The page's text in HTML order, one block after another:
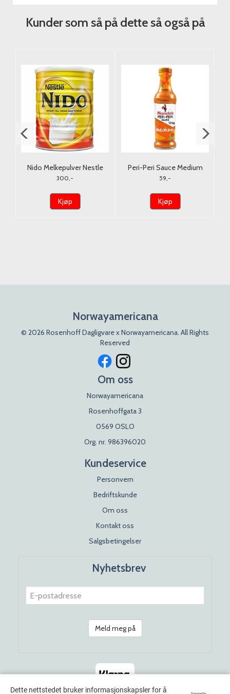
Kunder som så på dette så også på
Nido Melkepulver Nestle
900G. (Tørrmelk)
300,-
Kjøp
Peri-Peri Sauce Medium
Nando's 125g.
59,-
Kjøp
Norwayamericana
© 2026 Rosenhoff Dagligvare x Norwayamericana. All Rights
Reserved
Om oss
Norwayamericana
Rosenhoffgata 3
0569 OSLO
Org. nr. 986396020
Kundeservice
Personvern
Bedriftskunde
Om oss
Kontakt oss
Salgsbetingelser
Nyhetsbrev
Meld meg på
Dette nettstedet bruker informasjonskapsler for å Powered by